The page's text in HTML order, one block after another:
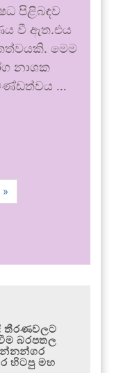
පිළිබඳව
වී ඇත.එය
මෙම
නාශක
…
»
තීරණවලට
බරපතල
හිටපු මහ